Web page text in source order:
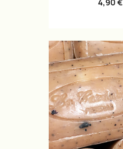
4,90 €